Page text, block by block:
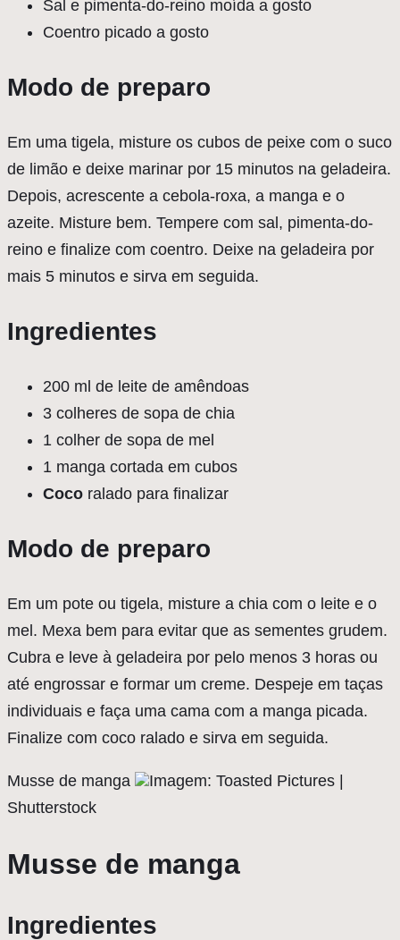
Sal e pimenta-do-reino moída a gosto
Coentro picado a gosto
Modo de preparo
Em uma tigela, misture os cubos de peixe com o suco
de limão e deixe marinar por 15 minutos na geladeira.
Depois, acrescente a cebola-roxa, a manga e o
azeite. Misture bem. Tempere com sal, pimenta-do-
reino e finalize com coentro. Deixe na geladeira por
mais 5 minutos e sirva em seguida.
Ingredientes
200 ml de leite de amêndoas
3 colheres de sopa de chia
1 colher de sopa de mel
1 manga cortada em cubos
Coco ralado para finalizar
Modo de preparo
Em um pote ou tigela, misture a chia com o leite e o
mel. Mexa bem para evitar que as sementes grudem.
Cubra e leve à geladeira por pelo menos 3 horas ou
até engrossar e formar um creme. Despeje em taças
individuais e faça uma cama com a manga picada.
Finalize com coco ralado e sirva em seguida.
Musse de manga
Imagem: Toasted Pictures |
Shutterstock
Musse de manga
Ingredientes